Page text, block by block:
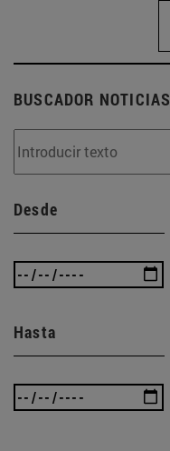
BUSCADOR NOTICIAS
Desde
Hasta